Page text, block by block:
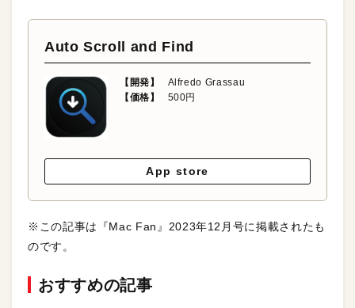
Auto Scroll and Find
【開発】
Alfredo Grassau
【価格】
500円
App store
※この記事は『Mac Fan』2023年12月号に掲載されたも
のです。
おすすめの記事